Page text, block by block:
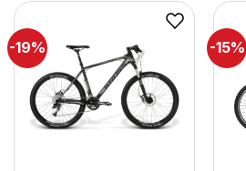
-19% -15%